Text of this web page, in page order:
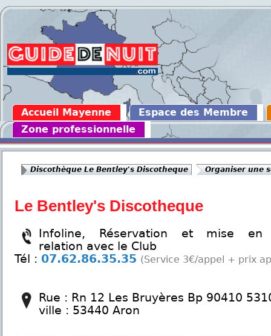
Accueil Mayenne
Espace des Membre
Zone professionnelle
Discothèque Le Bentley's Discotheque Organiser une
Le Bentley's Discotheque
Infoline, Réservation et mise en
relation avec le Club
Tél : 07.62.86.35.35 (Service 3€/appel + prix
Rue : Rn 12 Les Bruyères Bp 90410
ville : 53440 Aron